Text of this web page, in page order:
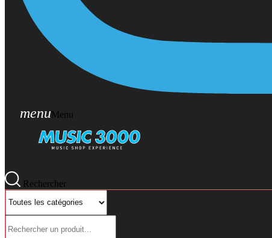
menuMenu
Rechercher